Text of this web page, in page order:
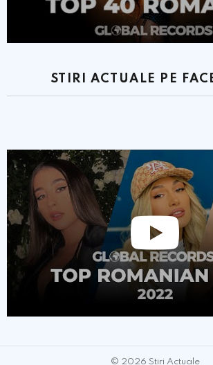
STIRI ACTUALE PE
© 2026 Stiri Actuale